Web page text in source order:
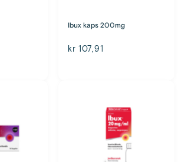
Ibux kaps 200mg
kr 107,91